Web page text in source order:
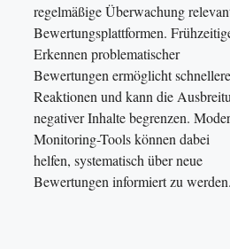
regelmäßige Überwachung
Bewertungsplattformen.
Erkennen problematischer
Bewertungen ermöglicht schnellere
Reaktionen und kann die
negativer Inhalte begrenzen.
Monitoring-Tools können dabei
helfen, systematisch über neue
Bewertungen informiert zu werden.